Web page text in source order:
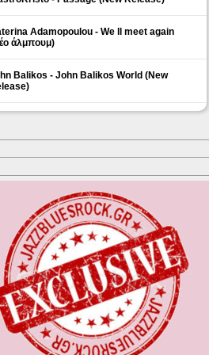
Adamopoulou - We ll meet again
άλμπουμ)
Balikos - John Balikos World (New